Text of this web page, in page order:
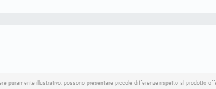
puramente illustrativo, possono presentare piccole differenze rispetto al prodotto